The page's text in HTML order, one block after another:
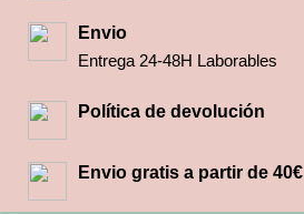
Envio
Entrega 24-48H Laborables
Política de devolución
Envio gratis a partir de 40€